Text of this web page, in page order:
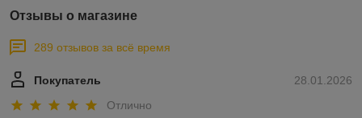
Отзывы о магазине
289 отзывов за всё время
28.01.2026
Покупатель
Отлично